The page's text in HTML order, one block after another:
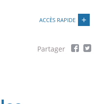
ACCÈS RAPIDE